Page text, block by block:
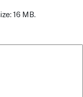
16 MB.